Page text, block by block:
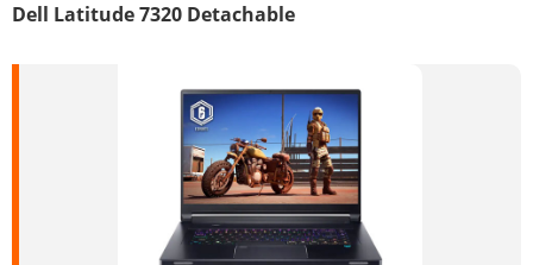
Dell Latitude 7320 Detachable